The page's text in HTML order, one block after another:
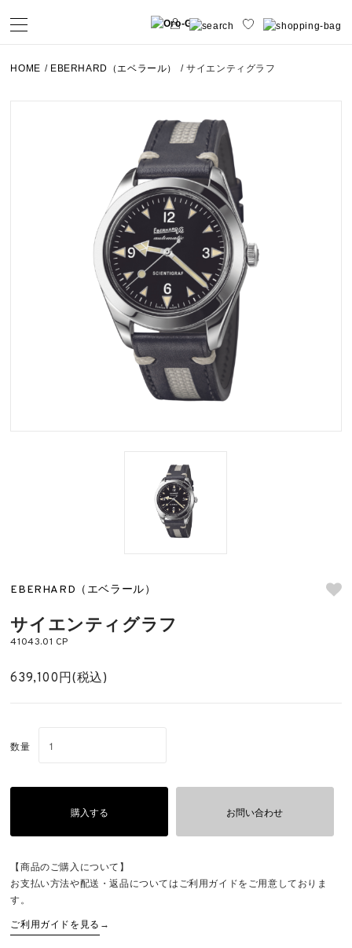
HOME / EBERHARD（エベラール） / サイエンティグラフ
EBERHARD（エベラール）
サイエンティグラフ
41043.01 CP
639,100円(税込)
数量
購入する お問い合わせ
【商品のご購入について】
お支払い方法や配送・返品についてはご利用ガイドをご用意しておりま
す。
ご利用ガイドを見る →